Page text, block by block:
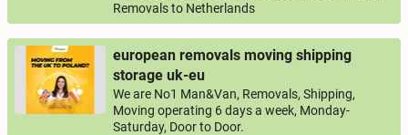
Removals to Netherlands
european removals moving shipping
storage uk-eu
We are No1 Man&Van, Removals, Shipping,
Moving operating 6 days a week, Monday-
Saturday, Door to Door.